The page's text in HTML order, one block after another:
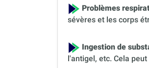
Problèmes
sévères et les corps
Ingestion de
l'antigel, etc. Cela